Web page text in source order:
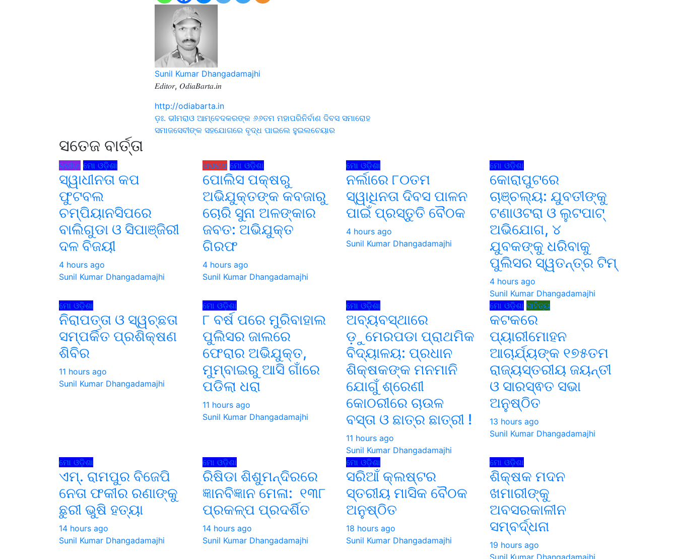
Sunil Kumar Dhangadamajhi
𝐸𝑑𝑖𝑡𝑜𝑟, 𝑂𝑑𝑖𝑎𝐵𝑎𝑟𝑡𝑎.𝑖𝑛
http://odiabarta.in
Post
navigation
ଡ଼ଃ. ଭୀମରାଓ ଆମ୍ବେଦକରଙ୍କ ୬୬ତମ ମହାପରିନିର୍ବାଣ ଦିବସ ସମାରୋହ
ସମାଜସେବୀଙ୍କ ସହଯୋଗରେ ବୃଦ୍ଧ ପାଇଲେ ହୁଇଲଚେୟାର
ସତେଜ ବାର୍ତ୍ତା
କ୍ରୀଡ଼ା ମୋ ଓଡ଼ିଶା
ସ୍ୱାଧୀନତା କପ
ଫୁଟବଲ
ଚମ୍ପିୟାନସିପରେ
ବାଲିଗୁଡା ଓ ସିପାଞ୍ଜିରୀ
ଦଳ ବିଜୟୀ
4 hours ago
Sunil Kumar Dhangadamajhi
ଅପରାଧ ମୋ ଓଡ଼ିଶା
ପୋଲିସ ପକ୍ଷରୁ
ଅଭିଯୁକ୍ତଙ୍କ କବଜାରୁ
ଚୋରି ସୁନା ଅଳଙ୍କାର
ଜବତ: ଅଭିଯୁକ୍ତ
ଗିରଫ
4 hours ago
Sunil Kumar Dhangadamajhi
ମୋ ଓଡ଼ିଶା
ନର୍ଲାରେ ୮୦ତମ
ସ୍ୱାଧିନତା ଦିବସ ପାଳନ
ପାଇଁ ପ୍ରସ୍ତୁତି ବୈଠକ
4 hours ago
Sunil Kumar Dhangadamajhi
ମୋ ଓଡ଼ିଶା
କୋରାପୁଟରେ
ଚାଞ୍ଚଲ୍ୟ: ଯୁବତୀଙ୍କୁ
ଟଣାଓଟରା ଓ ଲୁଟପାଟ୍
ଅଭିଯୋଗ, ୪
ଯୁବକଙ୍କୁ ଧରିବାକୁ
ପୁଲିସର ସ୍ୱତନ୍ତ୍ର ଟିମ୍
4 hours ago
Sunil Kumar Dhangadamajhi
ମୋ ଓଡ଼ିଶା
ନିରାପତ୍ତା ଓ ସ୍ୱଚ୍ଛତା
ସମ୍ପର୍କିତ ପ୍ରଶିକ୍ଷଣ
ଶିବିର
11 hours ago
Sunil Kumar Dhangadamajhi
ମୋ ଓଡ଼ିଶା
୮ ବର୍ଷ ପରେ ମୁରିବାହାଲ
ପୁଲିସର ଜାଲରେ
ଫେରାର ଅଭିଯୁକ୍ତ,
ମୁମ୍ବାଇରୁ ଆସି ଗାଁରେ
ପଡିଲା ଧରା
11 hours ago
Sunil Kumar Dhangadamajhi
ମୋ ଓଡ଼ିଶା
ଅବ୍ୟବସ୍ଥାରେ
ଡ଼ୁମେରପଡା ପ୍ରାଥମିକ
ବିଦ୍ୟାଳୟ: ପ୍ରଧାନ
ଶିକ୍ଷକଙ୍କ ମନମାନି
ଯୋଗୁଁ ଶ୍ରେଣୀ
କୋଠରୀରେ ଚାଉଳ
ବସ୍ତା ଓ ଛାତ୍ର ଛାତ୍ରୀ !
11 hours ago
Sunil Kumar Dhangadamajhi
ମୋ ଓଡ଼ିଶା ସାହିତ୍ୟ
କଟକରେ
ପ୍ୟାରୀମୋହନ
ଆଚାର୍ଯ୍ୟଙ୍କ ୧୭୫ତମ
ରାଜ୍ୟସ୍ତରୀୟ ଜୟନ୍ତୀ
ଓ ସାରସ୍ଵତ ସଭା
ଅନୁଷ୍ଠିତ
13 hours ago
Sunil Kumar Dhangadamajhi
ମୋ ଓଡ଼ିଶା
ଏମ୍. ରାମପୁର ବିଜେପି
ନେତା ଫକୀର ରଣାଙ୍କୁ
ଛୁରୀ ଭୁଷି ହତ୍ୟା
14 hours ago
Sunil Kumar Dhangadamajhi
ମୋ ଓଡ଼ିଶା
ରିଷିଡା ଶିଶୁମନ୍ଦିରରେ
ଜ୍ଞାନବିଜ୍ଞାନ ମେଳା: ୧୩୮
ପ୍ରକଳ୍ପ ପ୍ରଦର୍ଶିତ
14 hours ago
Sunil Kumar Dhangadamajhi
ମୋ ଓଡ଼ିଶା
ସରିଆଁ କ୍ଲଷ୍ଟର
ସ୍ତରୀୟ ମାସିକ ବୈଠକ
ଅନୁଷ୍ଠିତ
18 hours ago
Sunil Kumar Dhangadamajhi
ମୋ ଓଡ଼ିଶା
ଶିକ୍ଷକ ମଦନ
ଖମାରୀଙ୍କୁ
ଅବସରକାଳୀନ
ସମ୍ବର୍ଦ୍ଧନା
19 hours ago